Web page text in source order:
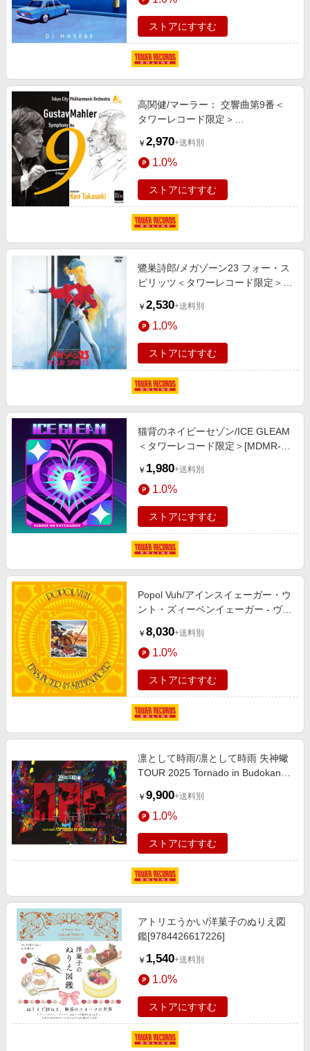
ストアにすすむ
高関健/マーラー： 交響曲第9番＜
タワーレコード限定＞
￥ 2,970+送料別
1.0%
ストアにすすむ
鷺巣詩郎/メガゾーン23 フォー・ス
ピリッツ＜タワーレコード限定＞
￥ 2,530+送料別
1.0%
ストアにすすむ
猫背のネイビーセゾン/ICE GLEAM
＜タワーレコード限定＞[MDMR-
￥ 1,980+送料別
1.0%
ストアにすすむ
Popol Vuh/アインスイェーガー・ウ
ント・ズィーベンイェーガー - ヴァ
72779]
￥ 8,030+送料別
1.0%
ストアにすすむ
凛として時雨/凛として時雨 失神蠍
TOUR 2025 Tornado in Budokan
ト］＜完全生産限定盤＞[AIXL-218]
￥ 9,900+送料別
1.0%
ストアにすすむ
アトリエうかい/洋菓子のぬりえ図
鑑[9784426617226]
￥ 1,540+送料別
1.0%
ストアにすすむ